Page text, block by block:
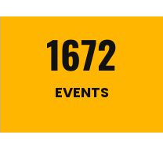
1672
EVENTS